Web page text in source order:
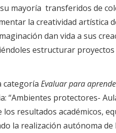
mayoría transferidos de
la creatividad artística
dan vida a sus
estructurar proyectos
categoría Evaluar para
“Ambientes protectores-
resultados académicos,
la realización autónoma